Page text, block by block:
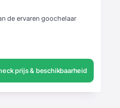
de ervaren goochelaar
prijs & beschikbaarheid